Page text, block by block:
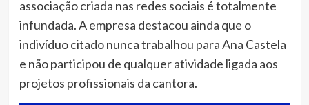
associação criada nas redes sociais é totalmente
infundada. A empresa destacou ainda que o
indivíduo citado nunca trabalhou para Ana Castela
e não participou de qualquer atividade ligada aos
projetos profissionais da cantora.